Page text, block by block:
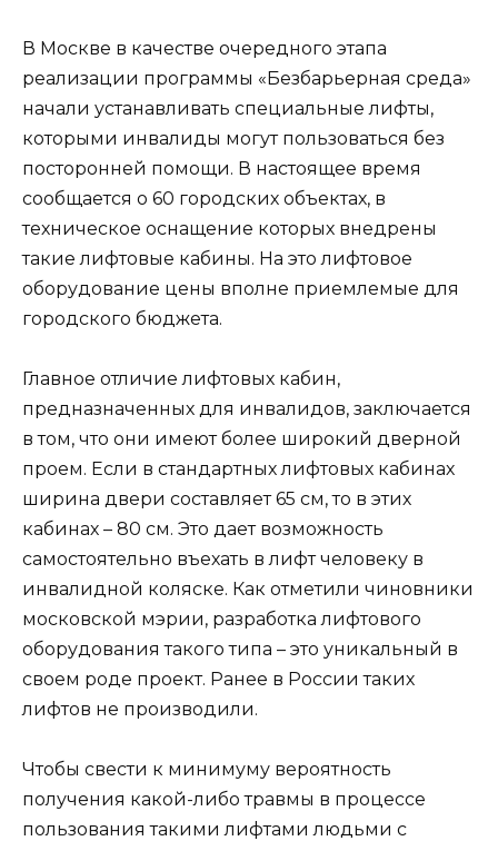
В Москве в качестве очередного этапа
реализации программы «Безбарьерная среда»
начали устанавливать специальные лифты,
которыми инвалиды могут пользоваться без
посторонней помощи. В настоящее время
сообщается о 60 городских объектах, в
техническое оснащение которых внедрены
такие лифтовые кабины. На это лифтовое
оборудование цены вполне приемлемые для
городского бюджета.
Главное отличие лифтовых кабин,
предназначенных для инвалидов, заключается
в том, что они имеют более широкий дверной
проем. Если в стандартных лифтовых кабинах
ширина двери составляет 65 см, то в этих
кабинах – 80 см. Это дает возможность
самостоятельно въехать в лифт человеку в
инвалидной коляске. Как отметили чиновники
московской мэрии, разработка лифтового
оборудования такого типа – это уникальный в
своем роде проект. Ранее в России таких
лифтов не производили.
Чтобы свести к минимуму вероятность
получения какой-либо травмы в процессе
пользования такими лифтами людьми с